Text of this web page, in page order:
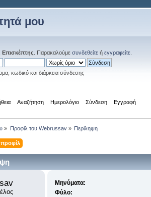
μου
Επισκέπτης . Παρακαλούμε συνδεθείτε ή εγγραφείτε
κωδικό και διάρκεια σύνδεσης
Αναζήτηση Ημερολόγιο Σύνδεση Εγγραφή
» Προφίλ του Webrussav» Περίληψη
Μηνύματα:
Φύλο: